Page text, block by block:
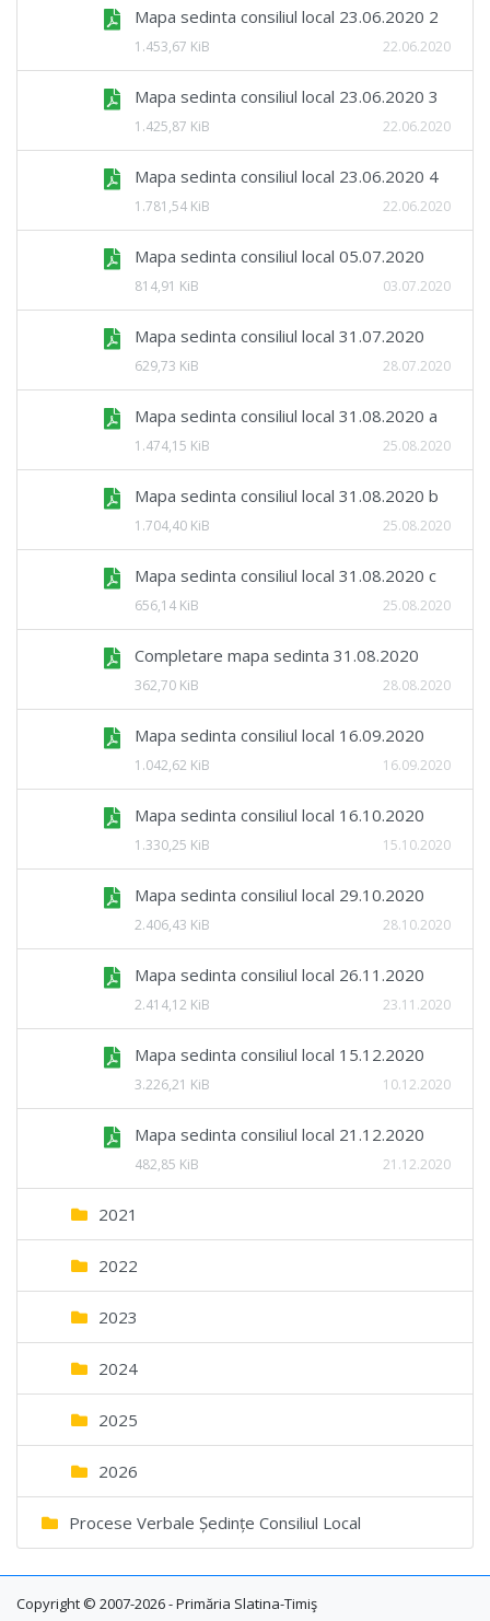
Mapa sedinta consiliul local 23.06.2020 2
1.453,67 KiB 22.06.2020
Mapa sedinta consiliul local 23.06.2020 3
1.425,87 KiB 22.06.2020
Mapa sedinta consiliul local 23.06.2020 4
1.781,54 KiB 22.06.2020
Mapa sedinta consiliul local 05.07.2020
814,91 KiB 03.07.2020
Mapa sedinta consiliul local 31.07.2020
629,73 KiB 28.07.2020
Mapa sedinta consiliul local 31.08.2020 a
1.474,15 KiB 25.08.2020
Mapa sedinta consiliul local 31.08.2020 b
1.704,40 KiB 25.08.2020
Mapa sedinta consiliul local 31.08.2020 c
656,14 KiB 25.08.2020
Completare mapa sedinta 31.08.2020
362,70 KiB 28.08.2020
Mapa sedinta consiliul local 16.09.2020
1.042,62 KiB 16.09.2020
Mapa sedinta consiliul local 16.10.2020
1.330,25 KiB 15.10.2020
Mapa sedinta consiliul local 29.10.2020
2.406,43 KiB 28.10.2020
Mapa sedinta consiliul local 26.11.2020
2.414,12 KiB 23.11.2020
Mapa sedinta consiliul local 15.12.2020
3.226,21 KiB 10.12.2020
Mapa sedinta consiliul local 21.12.2020
482,85 KiB 21.12.2020
2021
2022
2023
2024
2025
2026
Procese Verbale Ședințe Consiliul Local
Copyright © 2007-2026 - Primăria Slatina-Timiş